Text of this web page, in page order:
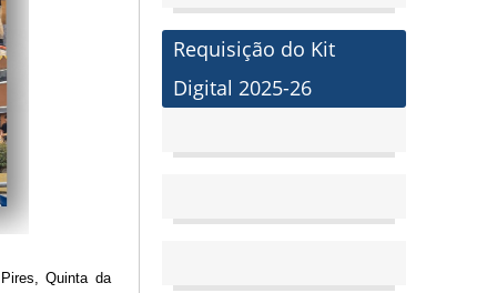
Quinta da
Requisição do Kit
Digital 2025-26